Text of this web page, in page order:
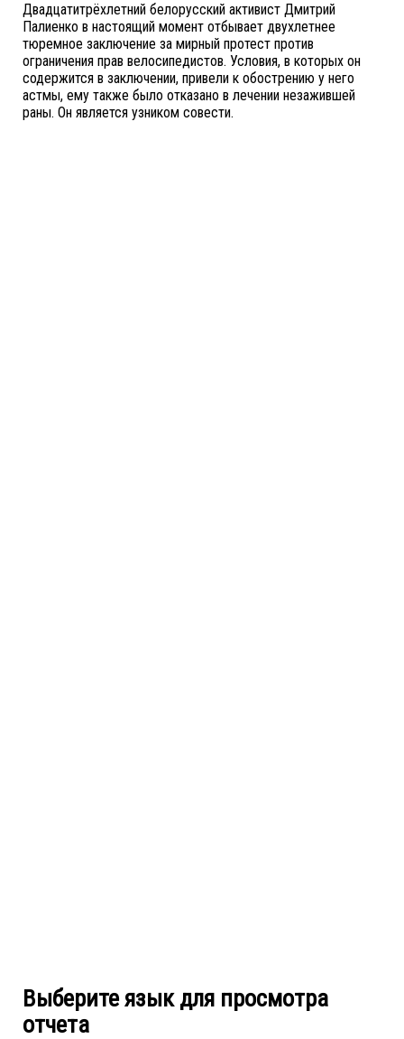
Двадцатитрёхлетний белорусский активист Дмитрий
Палиенко в настоящий момент отбывает двухлетнее
тюремное заключение за мирный протест против
ограничения прав велосипедистов. Условия, в которых он
содержится в заключении, привели к обострению у него
астмы, ему также было отказано в лечении незажившей
раны. Он является узником совести.
Выберите язык для просмотра
отчета